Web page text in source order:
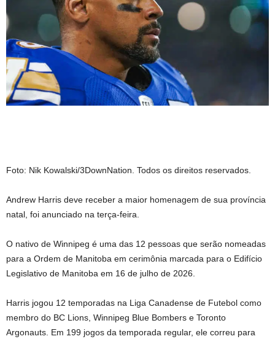
Foto: Nik Kowalski/3DownNation. Todos os direitos reservados.
Andrew Harris deve receber a maior homenagem de sua província
natal, foi anunciado na terça-feira.
O nativo de Winnipeg é uma das 12 pessoas que serão nomeadas
para a Ordem de Manitoba em cerimônia marcada para o Edifício
Legislativo de Manitoba em 16 de julho de 2026.
Harris jogou 12 temporadas na Liga Canadense de Futebol como
membro do BC Lions, Winnipeg Blue Bombers e Toronto
Argonauts. Em 199 jogos da temporada regular, ele correu para